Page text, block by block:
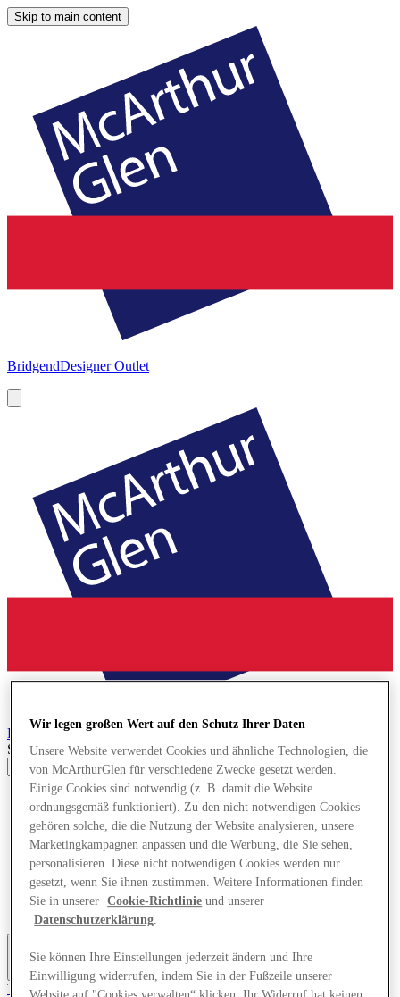
Skip to main content
BridgendDesigner Outlet
BridgendDesigner Outlet
Search input
Geschäfte
Angebote
Planen Sie Ihren Besuch
Was läuft
Essen & Trinken
Dienstleistungen
Geschenkkarten
More
Tritt dem Club bei.
Wir legen großen Wert auf den Schutz Ihrer Daten
Unsere Website verwendet Cookies und ähnliche Technologien, die
von McArthurGlen für verschiedene Zwecke gesetzt werden.
Einige Cookies sind notwendig (z. B. damit die Website
ordnungsgemäß funktioniert). Zu den nicht notwendigen Cookies
gehören solche, die die Nutzung der Website analysieren, unsere
Marketingkampagnen anpassen und die Werbung, die Sie sehen,
personalisieren. Diese nicht notwendigen Cookies werden nur
gesetzt, wenn Sie ihnen zustimmen. Weitere Informationen finden
Sie in unserer
Cookie-Richtlinie und unserer
Datenschutzerklärung.
Sie können Ihre Einstellungen jederzeit ändern und Ihre
Einwilligung widerrufen, indem Sie in der Fußzeile unserer